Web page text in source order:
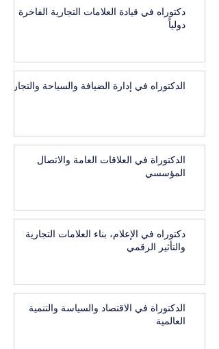
دكتوراه في قيادة العلامات التجارية الفاخرة
دولياً
الدكتوراه في إدارة الضيافة والسياحة والتجارب
الدكتوراة في العلاقات العامة والاتصال
المؤسسي
دكتوراه في الإعلام، بناء العلامات التجارية
والتأثير الرقمي
الدكتوراة في الاقتصاد والسياسة والتنمية
العالمية